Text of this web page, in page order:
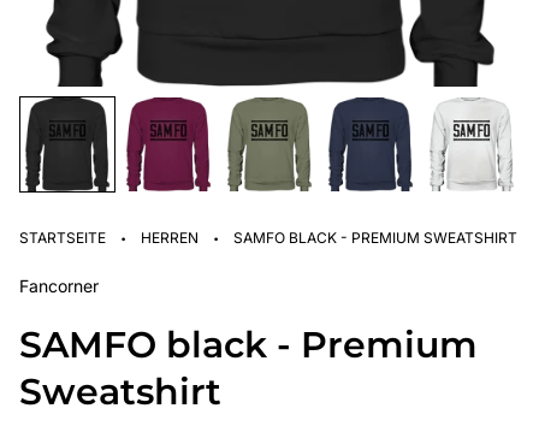
STARTSEITE · HERREN · SAMFO BLACK - PREMIUM SWEATSHIRT
Fancorner
SAMFO black - Premium
Sweatshirt